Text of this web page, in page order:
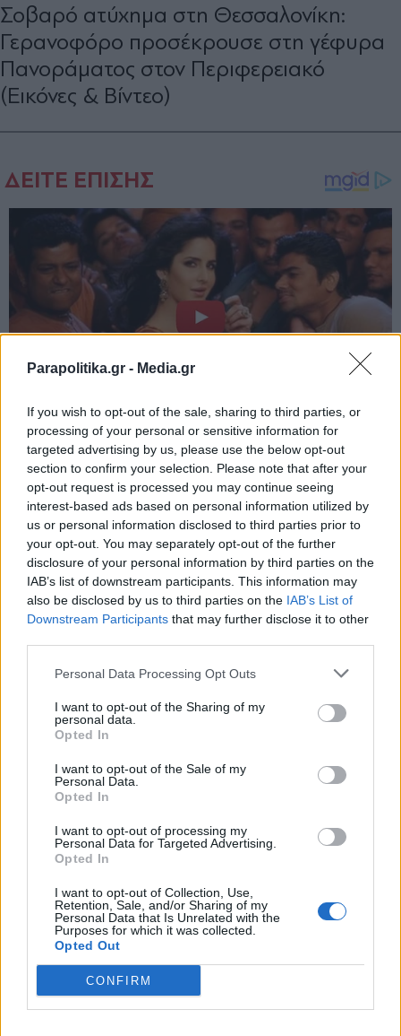
Parapolitika.gr - Media.gr
If you wish to opt-out of the sale, sharing to third parties, or
processing of your personal or sensitive information for
targeted advertising by us, please use the below opt-out
section to confirm your selection. Please note that after your
opt-out request is processed you may continue seeing
interest-based ads based on personal information utilized by
us or personal information disclosed to third parties prior to
your opt-out. You may separately opt-out of the further
disclosure of your personal information by third parties on the
IAB’s list of downstream participants. This information may
also be disclosed by us to third parties on the IAB’s List of
Downstream Participants that may further disclose it to other
Personal Data Processing Opt Outs
I want to opt-out of the Sharing of my
personal data.
Opted In
I want to opt-out of the Sale of my
Personal Data.
Opted In
I want to opt-out of processing my
Personal Data for Targeted Advertising.
Opted In
I want to opt-out of Collection, Use,
Retention, Sale, and/or Sharing of my
Personal Data that Is Unrelated with the
Purposes for which it was collected.
Opted Out
CONFIRM
Σοβαρό ατύχημα στη Θεσσαλονίκη:
Γερανοφόρο προσέκρουσε στη γέφυρα
Πανοράματος στον Περιφερειακό
(Εικόνες & Βίντεο)
Εγγραφή στο newsletter
Αποδέχομαι τους
και την πολιτική απορρήτου
X